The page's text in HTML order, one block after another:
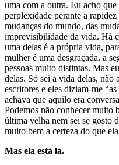
uma com a outra. Eu acho
perplexidade perante a
mudanças do mundo, das
imprevisibilidade da vida. Há
uma delas é a própria vida,
mulher é uma desgraçada, a
pessoas muito distintas. Mas
delas. Só sei a vida delas, não
escritores e eles diziam-me
achava que aquilo era
Podemos não conhecer muito
última velha nem sei se gosto
muito bem a certeza do que
Mas ela está lá.